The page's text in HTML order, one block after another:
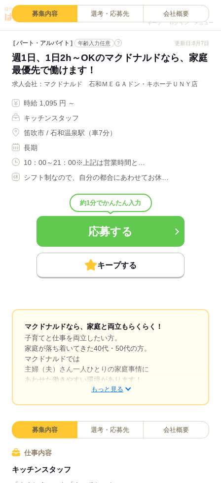
キープ ログイン メニュー
募集内容 選考・応募先 会社概要
パート・アルバイト 年齢入力任意 ? 更新日:8月7日
週1日、1日2h～OKのマクドナルドなら、家庭
最優先で働けます！
求人会社 マクドナルド 石和ＭＥＧＡドン・キホーテＵＮＹ店
時給 1,095 円 ～
キッチンスタッフ
笛吹市 / 石和温泉駅（車7分）
長期
10：00～21：00※上記は営業時間と…
シフト制なので、自分の都合にあわせてお休…
約1分でかんたん入力
応募する
キープする
マクドナルドなら、家庭と両立もらくらく！
子育てと仕事を両立したい方。
家庭が落ち着いてきた40代・50代の方。
マクドナルドでは
主婦（夫）さん一人ひとりの家庭事情に
あわせた働きやすい環境があります！
￣￣￣￣￣￣￣￣￣￣￣￣￣￣
子どもが保育園にあがり一段落。
でも、いきなりフルタイムは
もっと見る
募集内容 選考・応募先 会社概要
仕事内容
キッチンスタッフ